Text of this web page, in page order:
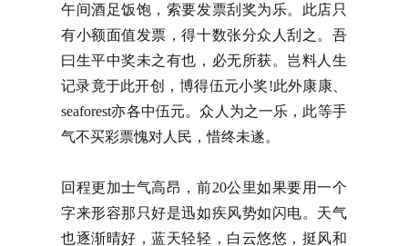
午间酒足饭饱，索要发票刮奖为乐。此店只
有小额面值发票，得十数张分众人刮之。吾
曰生平中奖未之有也，必无所获。岂料人生
记录竟于此开创，博得伍元小奖!此外康康、
seaforest亦各中伍元。众人为之一乐，此等手
气不买彩票愧对人民，惜终未遂。
回程更加士气高昂，前20公里如果要用一个
字来形容那只好是迅如疾风势如闪电。天气
也逐渐晴好，蓝天轻轻，白云悠悠，挺风和